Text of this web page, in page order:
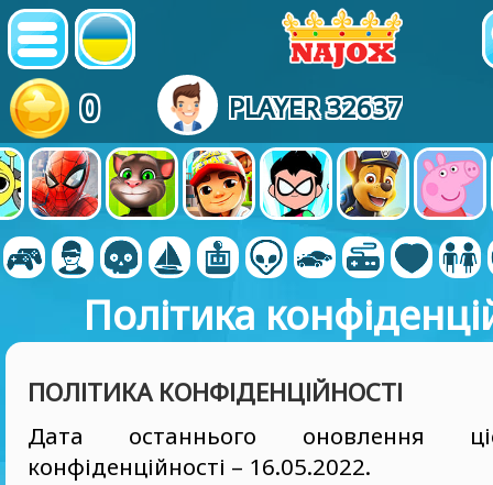
0 PLAYER 32637
Політика
ПОЛІТИКА КОНФІДЕНЦІЙНОСТІ
Дата останнього оновлення
конфіденційності – 16.05.2022.